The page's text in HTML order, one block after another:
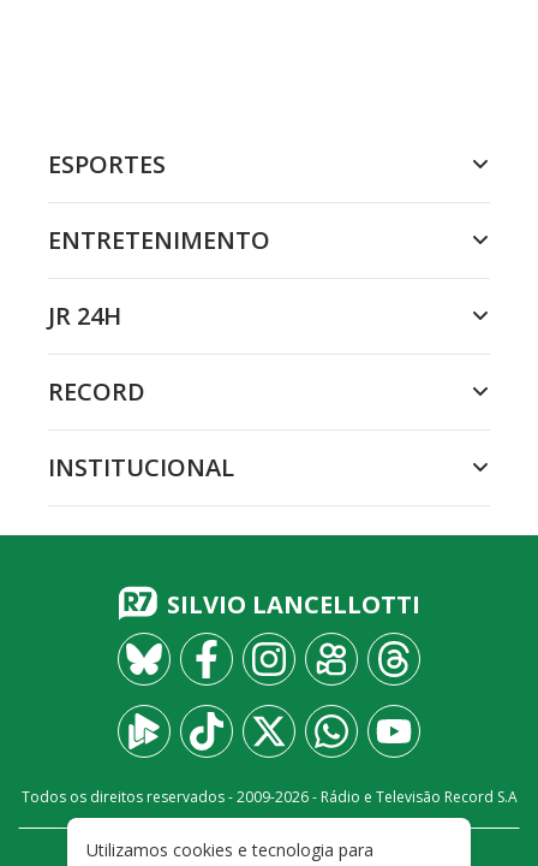
ESPORTES
ENTRETENIMENTO
JR 24H
RECORD
INSTITUCIONAL
SILVIO LANCELLOTTI
Todos os direitos reservados - 2009-2026- Rádio e Televisão Record S.A
Utilizamos cookies e tecnologia para